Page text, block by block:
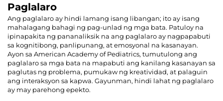
Paglalaro
Ang paglalaro ay hindi lamang isang libangan; ito ay isang
mahalagang bahagi ng pag-unlad ng mga bata. Patuloy na
ipinapakita ng pananaliksik na ang paglalaro ay nagpapabuti
sa kognitibong, panlipunang, at emosyonal na kasanayan.
Ayon sa American Academy of Pediatrics, tumutulong ang
paglalaro sa mga bata na mapabuti ang kanilang kasanayan sa
paglutas ng problema, pumukaw ng kreatividad, at palaguin
ang interaksyon sa kapwa. Gayunman, hindi lahat ng paglalaro
ay may parehong epekto.